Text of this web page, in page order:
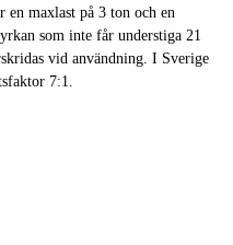
en maxlast på 3 ton och en
som inte får understiga 21
vid användning. I Sverige
7:1.